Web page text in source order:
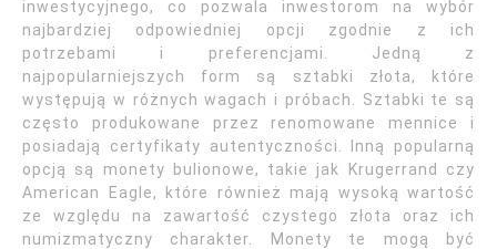
inwestycyjnego, co pozwala inwestorom na wybór
najbardziej odpowiedniej opcji zgodnie z ich
potrzebami i preferencjami. Jedną z
najpopularniejszych form są sztabki złota, które
występują w różnych wagach i próbach. Sztabki te są
często produkowane przez renomowane mennice i
posiadają certyfikaty autentyczności. Inną popularną
opcją są monety bulionowe, takie jak Krugerrand czy
American Eagle, które również mają wysoką wartość
ze względu na zawartość czystego złota oraz ich
numizmatyczny charakter. Monety te mogą być